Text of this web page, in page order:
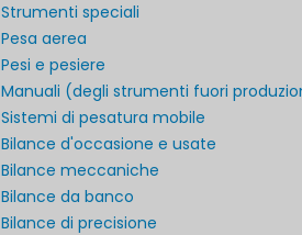
Strumenti speciali
Pesa aerea
Pesi e pesiere
Manuali (degli strumenti fuori
Sistemi di pesatura mobile
Bilance d'occasione e usate
Bilance meccaniche
Bilance da banco
Bilance di precisione